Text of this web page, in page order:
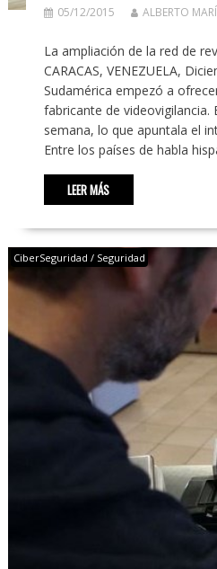
05/12/2015 ALBERTO
La ampliación de la red de
CARACAS, VENEZUELA,
Sudamérica empezó a
fabricante de
semana, lo que apuntala el
Entre los países de habla
LEER MÁS
CiberSeguridad / Seguridad